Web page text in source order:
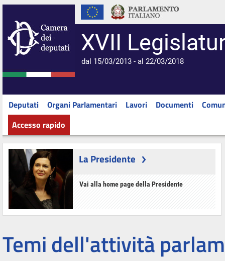
XVII
dal 15/03/2013 - al 22/03/2018
Deputati Organi Parlamentari Lavori Documenti
Accesso rapido
La Presidente
Vai alla home page della Presidente
Temi dell'attività